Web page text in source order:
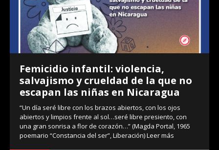
Femicidio infantil: violencia,
salvajismo y crueldad de la que no
escapan las niñas en Nicaragua
“Un día seré libre con los brazos abiertos, con los ojos
abiertos y limpios frente al sol…seré libre presiento, con
una gran sonrisa a flor de corazón…” (Magda Portal, 1965
poemario “Constancia del ser”, Liberación)Leer más